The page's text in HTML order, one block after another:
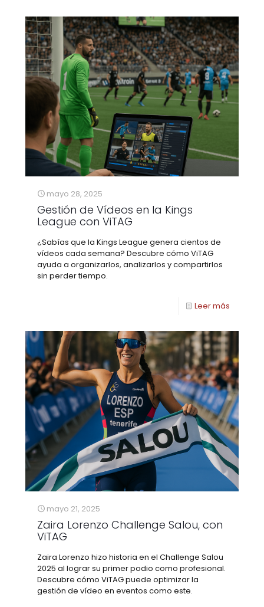
mayo 28, 2025
Gestión de Vídeos en la Kings
League con ViTAG
¿Sabías que la Kings League genera cientos de
vídeos cada semana? Descubre cómo ViTAG
ayuda a organizarlos, analizarlos y compartirlos
sin perder tiempo.
Leer más
mayo 21, 2025
Zaira Lorenzo Challenge Salou, con
ViTAG
Zaira Lorenzo hizo historia en el Challenge Salou
2025 al lograr su primer podio como profesional.
Descubre cómo ViTAG puede optimizar la
gestión de vídeo en eventos como este.